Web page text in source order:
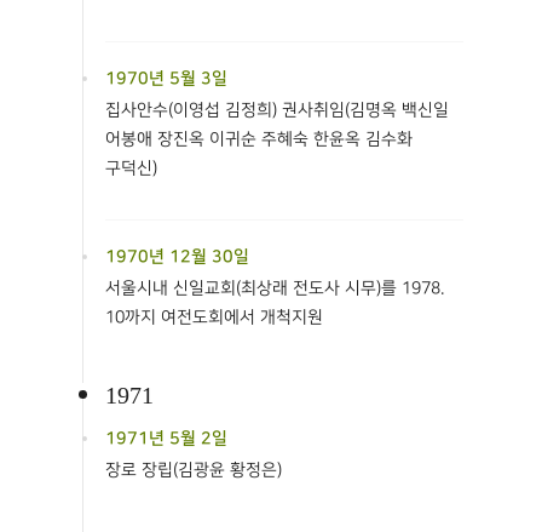
1970년 5월 3일
집사안수(이영섭 김정희) 권사취임(김명옥 백신일
어봉애 장진옥 이귀순 주혜숙 한윤옥 김수화
구덕신)
1970년 12월 30일
서울시내 신일교회(최상래 전도사 시무)를 1978.
10까지 여전도회에서 개척지원
1971
1971년 5월 2일
장로 장립(김광윤 황정은)